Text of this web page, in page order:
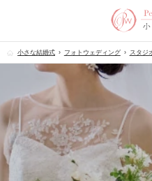
小さな結婚式 フォトウェディング スタジ